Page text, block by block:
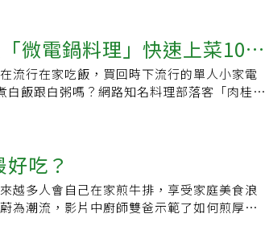
想起自己媽媽，對一生的不愉快，不曾去改
放，連50年前的舊帳也翻出來和我爸生氣，
但其實她很幸福了，不用為生活操心，小孩
，就像弄砸了一鍋菜，那就把心力放在下次
也有同樣的體悟。「50歲後因為更年期，經
吃添加食品，也嘗試泡腳、打太極拳等，只
事，我都會去試。」行動吧！ 做了才知道行
餐廳收了起來，不過，料理還是帶領著她一
種菜，還當起youtuber拍影片，想把母親的
忙拍攝與後製。激厚蔥油餅、棗泥豆沙餅、
淨去蒂頭剖半；九層塔葉洗淨後用乾淨棉布
排在作法7的披薩表面，再將煎好的黃節瓜片
橄欖去核後切成圈狀，放在做法8的披薩上，
用起士絲。10.將做法9放入烤箱以上下火
放置芝麻葉即可上桌分切食用。說明：如果
協會監事、低溫烹調料理講座講師。著有：
理全圖解》、《食蔬好日子》、《食物溫度
譜為料理老師親自製作分享之料理，僅供讀
避開。本文摘自《食樂：120℃低溫、減醣、
。炒香後放入蛤蜊、豬肉，炒至肉色改變。
沸後放入醬油、豆腐，以中火煮4 ∼ 5分
蛋的熟度。完成後也可依喜好撒上珠蔥粒
將調味好的雞絞肉用湯匙做成雞肉丸子。●
料高湯(固狀)1塊、酒1大匙、醬油2小匙、
碗攪拌。2.蔥斜切薄片。鴻喜菇去蒂剝散。
分長。3.在鍋中放入分量的水、B料後開火。
放入，以中火加熱。當雞肉丸子浮起後，加
入蛋，煮到喜好的熟度。※作者介紹：今野
（玉米：水＝1：2）、芝麻油 少許料理
開始炒醬，不停攪拌炒10分鐘，炒到起小泡
炒醬的油、蒜末、薑末、蔥段爆香，再下豬
高麗菜、洋蔥、櫛瓜，大火炒到馬鈴薯表面
小火下砂糖翻炒，炒到有焦糖香氣後再下步
太大，因為韓國椿醬裡有焦糖，容易焦
出太多水。●這個步驟很重要，糖要炒到焦
試熟度：找一塊大的馬鈴薯，如果湯匙可以
炸醬也可以搭配白飯，把水煮蛋換成太陽蛋
20g、蔥 1支、大蒜 2瓣、白胡椒粒 1g 、海
四季豆 20g、紅蘿蔔 30g 、玉米筍 2根 、鯷
油 20cc鹹水雞醃料：八角 1個、花椒粉 1大
酒 30cc、香菜梗 1支、初榨橄欖油 10cc做
，再關火燜10分鐘。4、 雞腿肉取出泡冰鹽
花椰菜切小朵、四季豆、紅蘿蔔與豬血糕切
水後取出瀝乾。6、 雞肉切兩個正方塊，剩下
，混入蒜泥、鯷魚醬、胡椒粉、橄欖油，將
鹹水雞醃料裡面的香料，可以先用乾鍋小火
能輕鬆完成喔！【一端上桌就搶光光的超人
雞肉做到裹完麵包粉的步驟後，可以放入保
炸熟或烤熟都可以。2.雞胸肉也可以換成其
嚼勁，雞里肌肉可做成雞柳條。3.若想省
；若想省時，就使用大一點的鍋子，一次可
鹽、黑胡椒和檸檬汁按摩入味，密封冷藏醃2
上麵粉、全蛋液、麵包粉。3.鍋中融化奶油
面金黃香酥後，瀝油盛盤。●秘訣：1. 炸油
議補一些油。2. 若有油溫計可測油溫，則
微電鍋料理」快速上菜100
流行在家吃飯，買回時下流行的單人小家電
白飯跟白粥嗎？網路知名料理部落客「肉桂打
蛋炒飯】微電鍋也能做蛋炒飯！當米飯煮好
後，蓋上鍋蓋燜5分鐘，就能做出炒蛋般的效
康。材料：白米1 杯、水3/4 杯、新鮮蝦子8
1顆、沙拉油1大匙、醃料：鹽1/ 小匙、米酒
小匙、胡椒粉1/4 小匙步驟1.蝦子剝殼去腸
好吃？
越多人會自己在家煎牛排，享受家庭美食浪
為潮流，影片中廚師雙爸示範了如何煎厚、